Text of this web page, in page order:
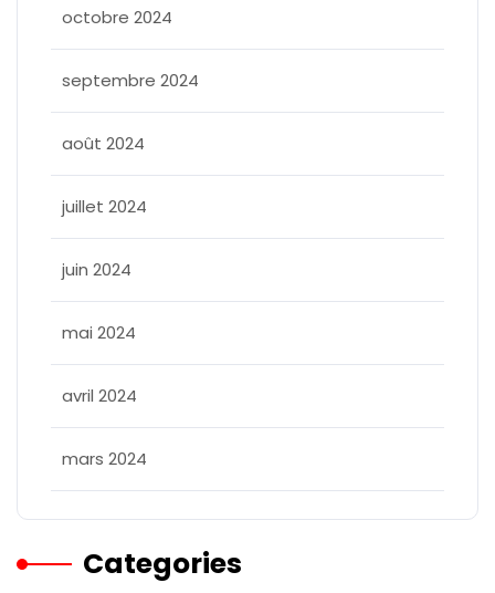
octobre 2024
septembre 2024
août 2024
juillet 2024
juin 2024
mai 2024
avril 2024
mars 2024
Categories